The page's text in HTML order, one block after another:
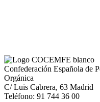
Confederación Española de
Orgánica
C/ Luis Cabrera, 63 Madrid
Teléfono: 91 744 36 00